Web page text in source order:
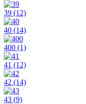
39 (12)
40 (14)
400 (1)
41 (12)
42 (14)
43 (9)